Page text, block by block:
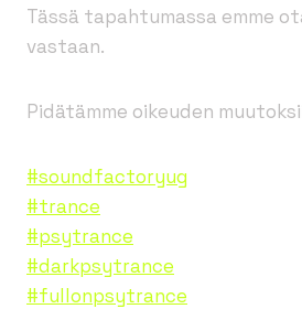
Tässä tapahtumassa emme
vastaan.
Pidätämme oikeuden
#soundfactoryug
#trance
#psytrance
#darkpsytrance
#fullonpsytrance